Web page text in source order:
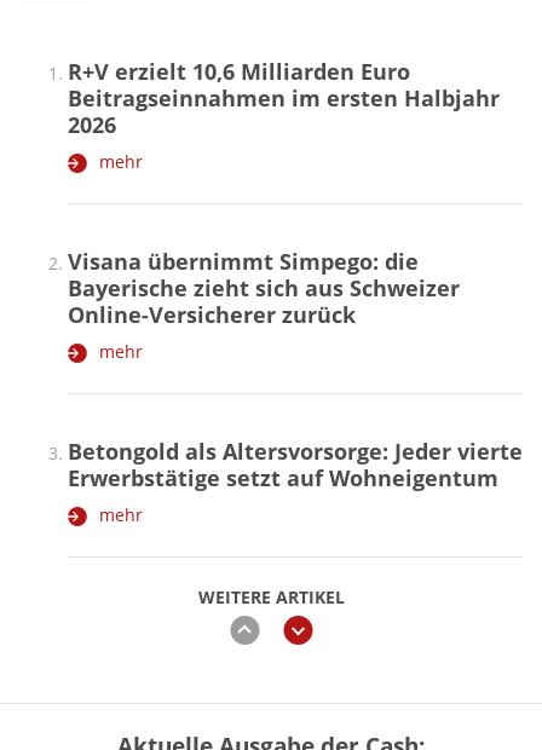
WEITERE ARTIKEL
zurückweiter
R+V erzielt 10,6 Milliarden Euro
Beitragseinnahmen im ersten Halbjahr
2026
mehr
Visana übernimmt Simpego: die
Bayerische zieht sich aus Schweizer
Online-Versicherer zurück
mehr
Betongold als Altersvorsorge: Jeder vierte
Erwerbstätige setzt auf Wohneigentum
mehr